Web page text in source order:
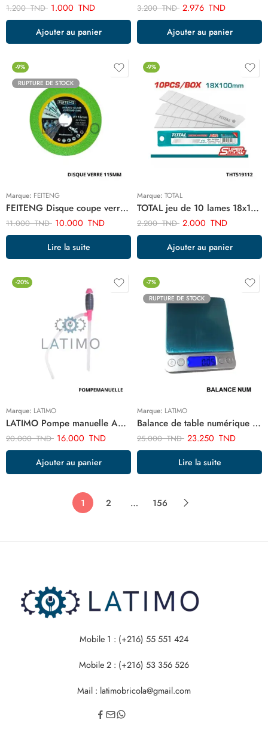
1.200TND 1.000 TND
Ajouter au panier
3.200TND 2.976 TND
Ajouter au panier
-9%
RUPTURE DE STOCK
Marque: FEITENG
FEITENG Disque coupe verre 115mm ART03015
11.000TND 10.000 TND
Lire la suite
-9%
Marque: TOTAL
TOTAL jeu de 10 lames 18x100mm THT519112
2.200TND 2.000 TND
Ajouter au panier
-20%
Marque: LATIMO
LATIMO Pompe manuelle ART98652
20.000TND 16.000 TND
Ajouter au panier
-7%
RUPTURE DE STOCK
Marque: LATIMO
Balance de table numérique 2kg ART02526
25.000TND 23.250 TND
Lire la suite
1 2 … 156
Mobile 1 : (+216) 55 551 424
Mobile 2 : (+216) 53 356 526
Mail : latimobricola@gmail.com